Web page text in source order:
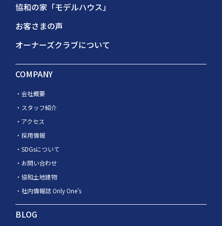
協和の家「モデルハウス」
お客さまの声
オーナーズクラブについて
COMPANY
会社概要
スタッフ紹介
アクセス
採用情報
SDGsについて
お問い合わせ
協和土地建物
社内情報誌 Only One’s
BLOG